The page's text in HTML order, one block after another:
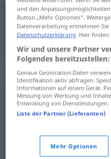
angå angehenbetreffen
Synonyme
betreffen,zutreffen,
befassen (mit),behandeln,
und den
Button „Mehr Optionen“.
Datenverarbeitung entnehmen
Datenschutzerklärung. Hier finden
Wir und unsere Partner
Folgendes bereitzustellen:
Genaue Geolocation-Daten
Identifikation aktiv abfragen.
Informationen auf einem Gerät.
Messung von Werbung und
Entwicklung von Dienstleistungen.
Liste der Partner (Lieferanten)
Mehr Optionen